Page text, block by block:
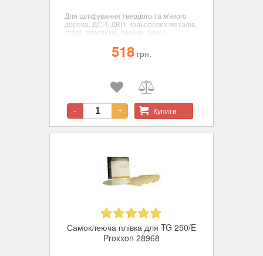
Для шліфування твердого та м'якого
дерева, ДСП, ДВП, кольорових металів,
сталі, пластиків, пробки, гуми і
518 грн.
- + Купити
Самоклеюча плівка для TG 250/E
Proxxon 28968